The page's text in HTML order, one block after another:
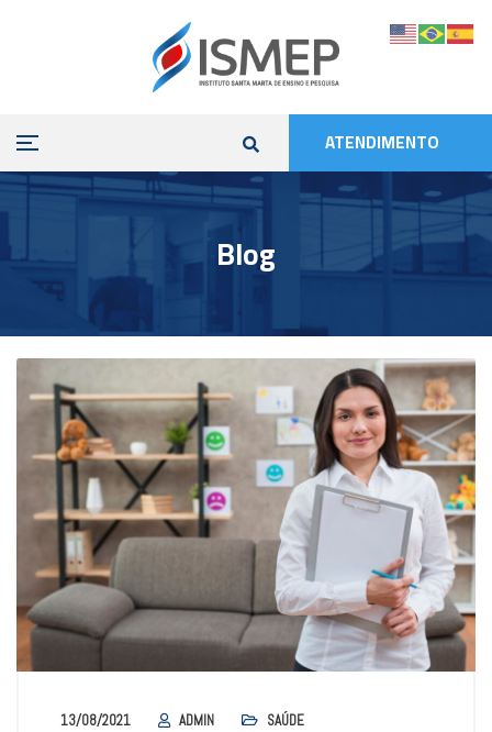
ATENDIMENTO
Blog
13/08/2021 ADMIN SAÚDE